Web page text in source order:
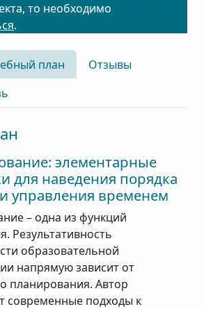
то необходимо
.
план
Отзывы
элементарные
для наведения порядка
управления временем
– одна из функций
Результативность
образовательной
напрямую зависит от
планирования. Автор
современные подходы к